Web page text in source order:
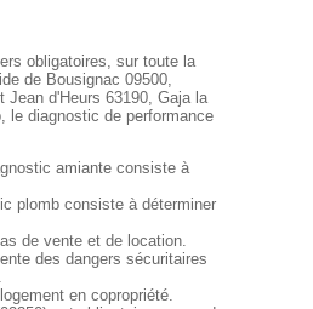
obligatoires, sur toute la
de Bousignac 09500,
Jean d'Heurs 63190, Gaja la
le diagnostic de performance
amiante consiste à
plomb consiste à déterminer
de vente et de location.
des dangers sécuritaires
en copropriété.